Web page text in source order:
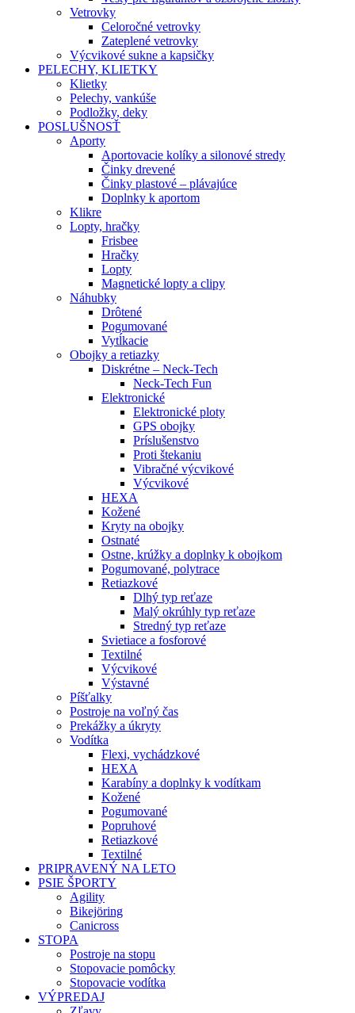
Vetrovky
Celoročné vetrovky
Zateplené vetrovky
Výcvikové sukne a kapsičky
PELECHY, KLIETKY
Klietky
Pelechy, vankúše
Podložky, deky
POSLUŠNOSŤ
Aporty
Aportovacie kolíky a silonové stredy
Činky drevené
Činky plastové – plávajúce
Doplnky k aportom
Klikre
Lopty, hračky
Frisbee
Hračky
Lopty
Magnetické lopty a clipy
Náhubky
Drôtené
Pogumované
Vytĺkacie
Obojky a retiazky
Diskrétne – Neck-Tech
Neck-Tech Fun
Elektronické
Elektronické ploty
GPS obojky
Príslušenstvo
Proti štekaniu
Vibračné výcvikové
Výcvikové
HEXA
Kožené
Kryty na obojky
Ostnaté
Ostne, krúžky a doplnky k obojkom
Pogumované, polytrace
Retiazkové
Dlhý typ reťaze
Malý okrúhly typ reťaze
Stredný typ reťaze
Svietiace a fosforové
Textilné
Výcvikové
Výstavné
Píšťalky
Postroje na voľný čas
Prekážky a úkryty
Vodítka
Flexi, vychádzkové
HEXA
Karabíny a doplnky k vodítkam
Kožené
Pogumované
Popruhové
Retiazkové
Textilné
PRIPRAVENÝ NA LETO
PSIE ŠPORTY
Agility
Bikejöring
Canicross
STOPA
Postroje na stopu
Stopovacie pomôcky
Stopovacie vodítka
VÝPREDAJ